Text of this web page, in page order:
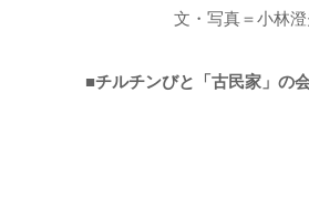
文・写真＝小林
■チルチンびと「古民家」の